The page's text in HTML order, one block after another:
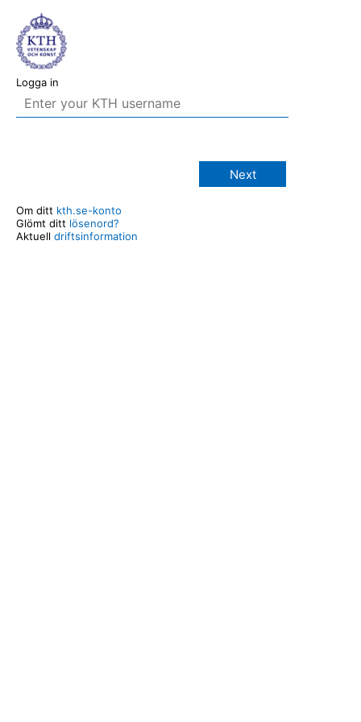
Logga in
Next
Om ditt kth.se-konto
Glömt ditt lösenord?
Aktuell driftsinformation